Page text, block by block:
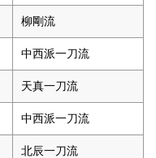
柳剛流
中西派一刀流
天真一刀流
中西派一刀流
北辰一刀流